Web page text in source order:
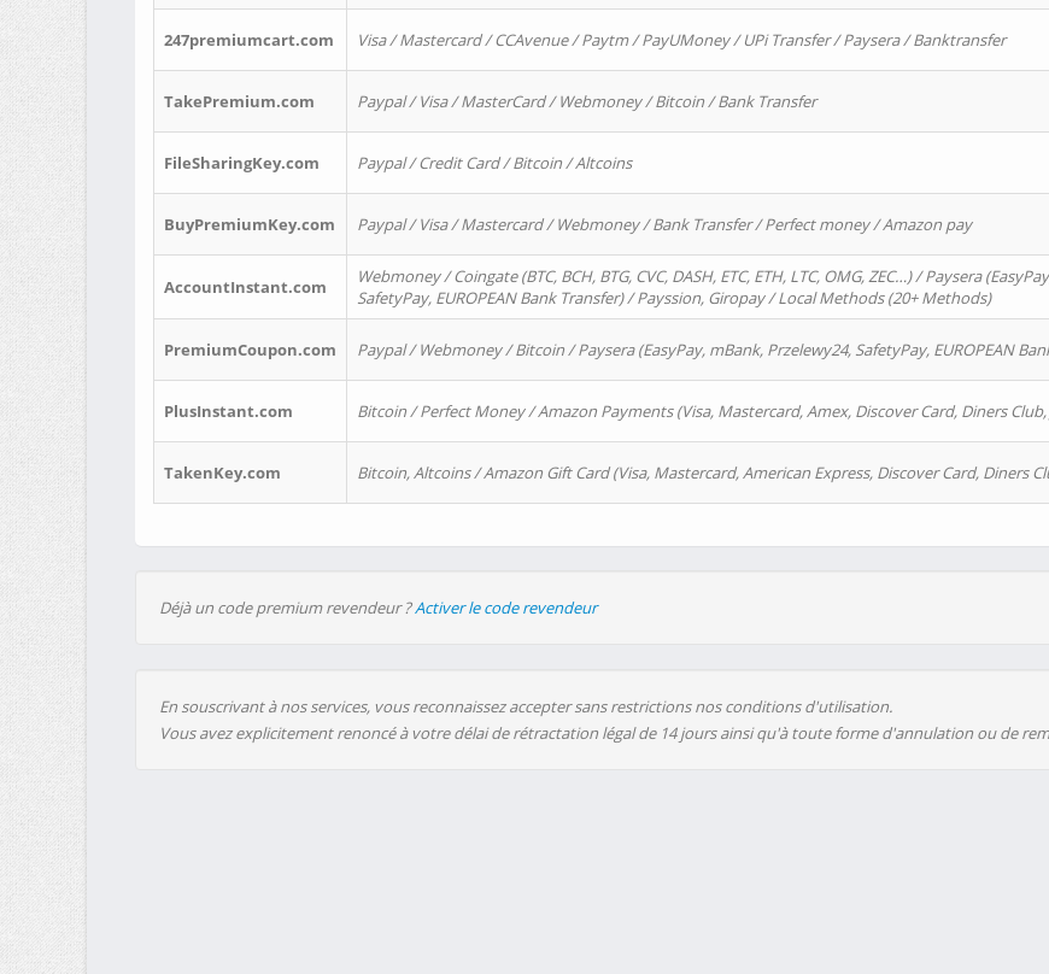
247premiumcart.com Visa / Mastercard / CCAvenue / Paytm / PayUMoney / UPi Transfer / Paysera / Banktransfer
TakePremium.com Paypal / Visa / MasterCard / Webmoney / Bitcoin / Bank Transfer
FileSharingKey.com Paypal / Credit Card / Bitcoin / Altcoins
BuyPremiumKey.com Paypal / Visa / Mastercard / Webmoney / Bank Transfer / Perfect money / Amazon pay
AccountInstant.com
Webmoney / Coingate (BTC, BCH, BTG, CVC, DASH, ETC, ETH, LTC, OMG, ZEC…) / Paysera
SafetyPay, EUROPEAN Bank Transfer) / Payssion, Giropay / Local Methods (20+ Methods)
PremiumCoupon.com Paypal / Webmoney / Bitcoin / Paysera (EasyPay, mBank, Przelewy24, SafetyPay, EUROPEAN
PlusInstant.com Bitcoin / Perfect Money / Amazon Payments (Visa, Mastercard, Amex, Discover Card, Diners Club,
TakenKey.com Bitcoin, Altcoins / Amazon Gift Card (Visa, Mastercard, American Express, Discover Card, Diners
Déjà un code premium revendeur ?Activer le code revendeur
En souscrivant à nos services, vous reconnaissez accepter sans restrictions nos conditions d'utilisation.
Vous avez explicitement renoncé à votre délai de rétractation légal de 14 jours ainsi qu'à toute forme d'annulation ou de